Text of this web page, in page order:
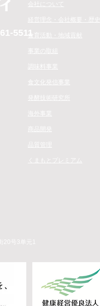
5511
会社について
経営理念・会社概要・歴史
​食育活動・地域貢献
食文化発信事業
発酵技術研究所
商品開発
​くまもとプレミアム
20号3单元1